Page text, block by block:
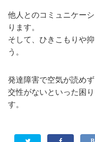
他人とのコミュニケー
ります。
そして、ひきこもりや
う。
発達障害で空気が読め
交性がないといった困
す。